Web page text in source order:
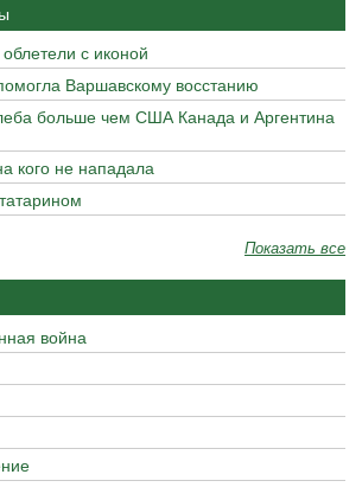
с иконой
Варшавскому восстанию
больше чем США Канада и Аргентина
кого не нападала
Показать все
война